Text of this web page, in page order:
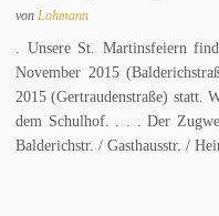
vonLohmann
. Unsere St. Martinsfeiern
November 2015
2015 (Gertraudenstraße) statt.
dem Schulhof. . . . Der
Balderichstr. / Gasthausstr. /